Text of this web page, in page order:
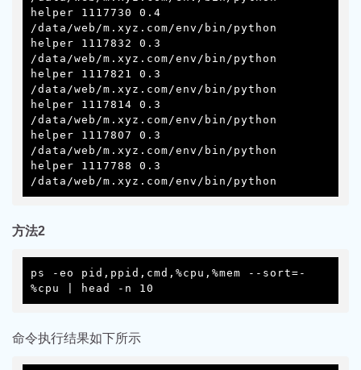
helper 1117730 0.4
/data/web/m.xyz.com/env/bin/python
helper 1117832 0.3
/data/web/m.xyz.com/env/bin/python
helper 1117821 0.3
/data/web/m.xyz.com/env/bin/python
helper 1117814 0.3
/data/web/m.xyz.com/env/bin/python
helper 1117807 0.3
/data/web/m.xyz.com/env/bin/python
helper 1117788 0.3
/data/web/m.xyz.com/env/bin/python
方法2
ps -eo pid,ppid,cmd,%cpu,%mem --sort=-
%cpu | head -n 10
命令执行结果如下所示